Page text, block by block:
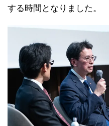
する時間となりました。